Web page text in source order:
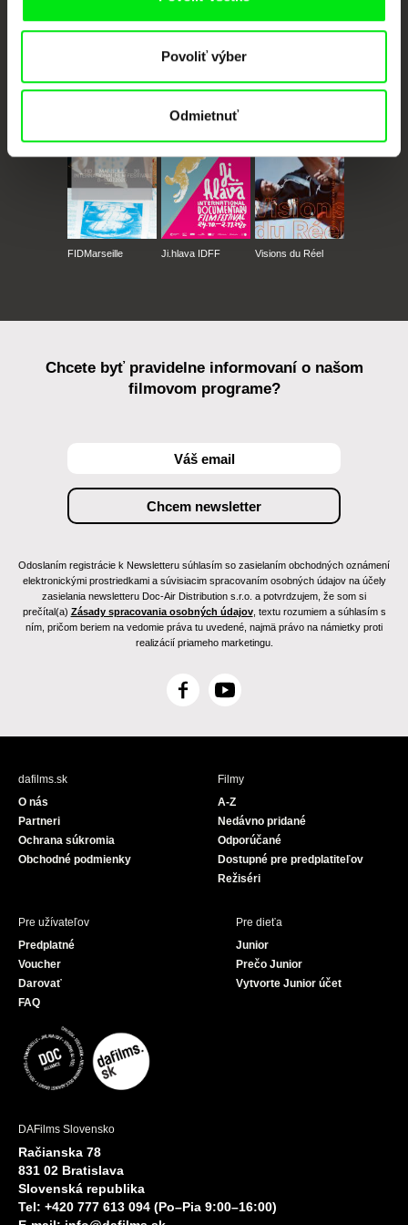
Povoliť výber
Odmietnuť
CPH:DOX Doclisboa
Millennium Docs
Against Gravity
DOK Leipzig
FIDMarseille Ji.hlava IDFF Visions du Réel
Chcete byť pravidelne informovaní o našom
filmovom programe?
Odoslaním registrácie k Newsletteru súhlasím so zasielaním obchodných oznámení
elektronickými prostriedkami a súvisiacim spracovaním osobných údajov na účely
zasielania newsletteru Doc-Air Distribution s.r.o. a potvrdzujem, že som si
prečítal(a) Zásady spracovania osobných údajov, textu rozumiem a súhlasím s
ním, pričom beriem na vedomie práva tu uvedené, najmä právo na námietky proti
realizácií priameho marketingu.
F
c
Y
u
e
dafilms.sk
O nás
Partneri
Ochrana súkromia
Obchodné podmienky
Filmy
A-Z
Nedávno pridané
Odporúčané
Dostupné pre predplatiteľov
Režiséri
Pre užívateľov
Predplatné
Voucher
Darovať
FAQ
Pre dieťa
Junior
Prečo Junior
Vytvorte Junior účet
DAFilms Slovensko
Račianska 78
831 02 Bratislava
Slovenská republika
Tel: +420 777 613 094 (Po–Pia 9:00–16:00)